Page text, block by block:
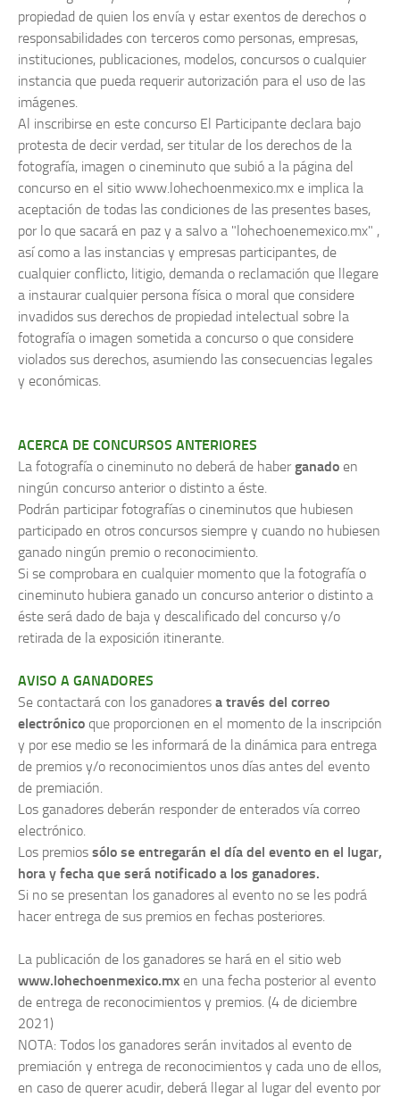
propiedad de quien los envía y estar exentos de derechos o
responsabilidades con terceros como personas, empresas,
instituciones, publicaciones, modelos, concursos o cualquier
instancia que pueda requerir autorización para el uso de las
imágenes.
Al inscribirse en este concurso El Participante declara bajo
protesta de decir verdad, ser titular de los derechos de la
fotografía, imagen o cineminuto que subió a la página del
concurso en el sitio www.lohechoenmexico.mx e implica la
aceptación de todas las condiciones de las presentes bases,
por lo que sacará en paz y a salvo a "lohechoenemexico.mx" ,
así como a las instancias y empresas participantes, de
cualquier conflicto, litigio, demanda o reclamación que llegare
a instaurar cualquier persona física o moral que considere
invadidos sus derechos de propiedad intelectual sobre la
fotografía o imagen sometida a concurso o que considere
violados sus derechos, asumiendo las consecuencias legales
y económicas.
ACERCA DE CONCURSOS ANTERIORES
La fotografía o cineminuto no deberá de haberganado en
ningún concurso anterior o distinto a éste.
Podrán participar fotografías o cineminutos que hubiesen
participado en otros concursos siempre y cuando no hubiesen
ganado ningún premio o reconocimiento.
Si se comprobara en cualquier momento que la fotografía o
cineminuto hubiera ganado un concurso anterior o distinto a
éste será dado de baja y descalificado del concurso y/o
retirada de la exposición itinerante.
AVISO A GANADORES
Se contactará con los ganadores a través del correo
electrónico que proporcionen en el momento de la inscripción
y por ese medio se les informará de la dinámica para entrega
de premios y/o reconocimientos unos días antes del evento
de premiación.
Los ganadores deberán responder de enterados vía correo
electrónico.
Los premios sólo se entregarán el día del evento en el lugar,
hora y fecha que será notificado a los ganadores.
Si no se presentan los ganadores al evento no se les podrá
hacer entrega de sus premios en fechas posteriores.
La publicación de los ganadores se hará en el sitio web
www.lohechoenmexico.mx en una fecha posterior al evento
de entrega de reconocimientos y premios. (4 de diciembre
2021)
NOTA: Todos los ganadores serán invitados al evento de
premiación y entrega de reconocimientos y cada uno de ellos,
en caso de querer acudir, deberá llegar al lugar del evento por